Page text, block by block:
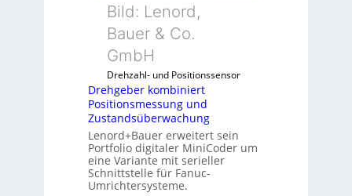
i
i
e
r
n
e
n
s
p
b
e
r
r
y
o
m
n
i
e
r
t
P
o
Bild: Lenord,
Bauer & Co.
GmbH
Drehzahl- und Positionssensor
Drehgeber kombiniert
Positionsmessung und
Zustandsüberwachung
Lenord+Bauer erweitert sein
Portfolio digitaler MiniCoder um
eine Variante mit serieller
Schnittstelle für Fanuc-
Umrichtersysteme.